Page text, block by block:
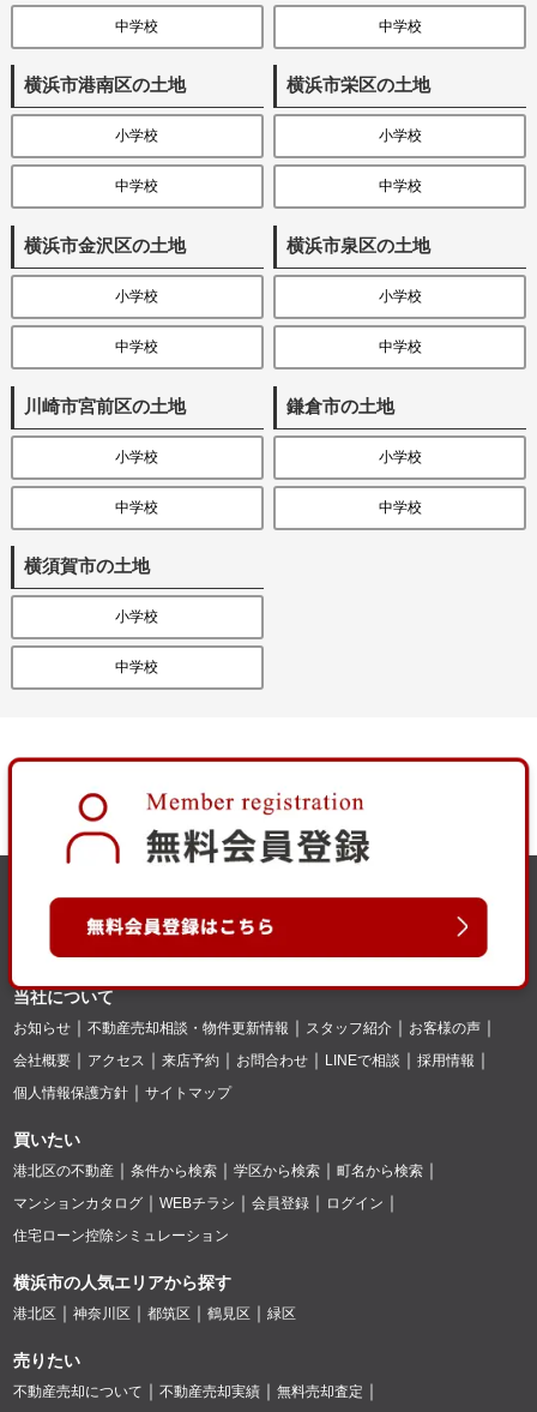
中学校 中学校
横浜市港南区の土地
小学校
中学校
横浜市栄区の土地
小学校
中学校
横浜市金沢区の土地
小学校
中学校
横浜市泉区の土地
小学校
中学校
川崎市宮前区の土地
小学校
中学校
鎌倉市の土地
小学校
中学校
横須賀市の土地
小学校
中学校
当社について
お知らせ 不動産売却相談・物件更新情報 スタッフ紹介
お客様の声
会社概要
アクセス 来店予約 お問合わせ LINEで相談
採用情報
個人情報保護方針
サイトマップ
買いたい
港北区の不動産 条件から検索 学区から検索
町名から検索
マンションカタログ
WEBチラシ 会員登録
ログイン
住宅ローン控除シミュレーション
横浜市の人気エリアから探す
港北区 神奈川区 都筑区 鶴見区 緑区
売りたい
不動産売却について 不動産売却実績
無料売却査定